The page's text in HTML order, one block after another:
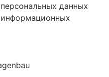
данных
информационных